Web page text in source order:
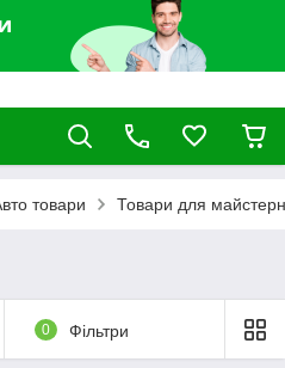
товари Товари для
0 Фільтри